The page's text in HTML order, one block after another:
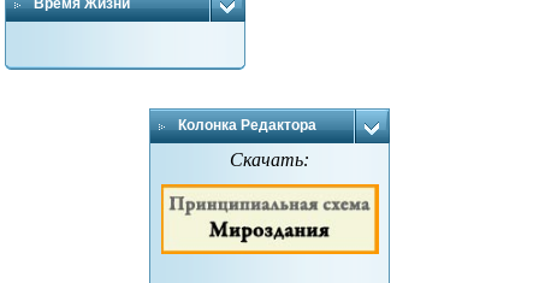
Время Жизни
Колонка Редактора
Скачать: